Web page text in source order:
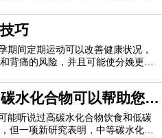
现，每天大量喝咖啡 -每天四到八
种代谢产物的血液水平。这是指在
会发生变化的多种化学物质。研
巧
期间定期运动可以改善健康状况，
背痛的风险，并且可能使分娩更容
改善心脏健康和耐力，减轻疲劳和
和精力水平，增强睡眠，并改善肌
择的锻炼计划在怀孕期间可能
水化合物可以帮助您更
能听说过高碳水化合物饮食和低碳
但一项新研究表明，中等碳水化合